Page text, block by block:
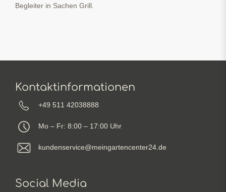
Begleiter in Sachen Grill.
Kontaktinformationen
+49 511 42038888
Mo – Fr: 8:00 – 17:00 Uhr
kundenservice@meingartencenter24.de
Social Media